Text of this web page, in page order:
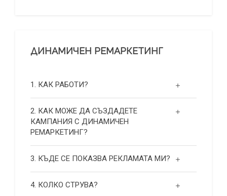
ДИНАМИЧЕН РЕМАРКЕТИНГ
1. КАК РАБОТИ?
2. КАК МОЖЕ ДА СЪЗДАДЕТЕ
КАМПАНИЯ С ДИНАМИЧЕН
РЕМАРКЕТИНГ?
3. КЪДЕ СЕ ПОКАЗВА РЕКЛАМАТА МИ?
4. КОЛКО СТРУВА?